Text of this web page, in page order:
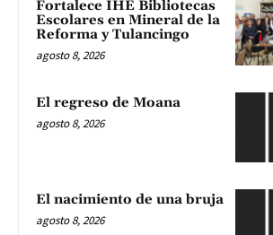
Fortalece IHE Bibliotecas
Escolares en Mineral de la
Reforma y Tulancingo
agosto 8, 2026
El regreso de Moana
agosto 8, 2026
El nacimiento de una bruja
agosto 8, 2026